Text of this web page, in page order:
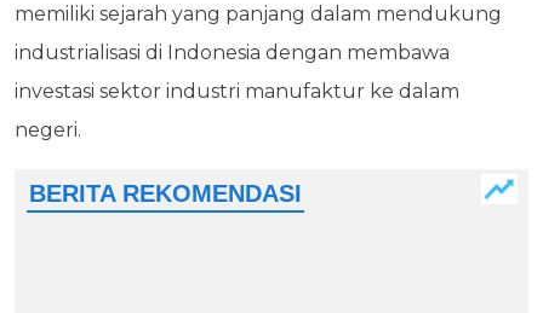
memiliki sejarah yang panjang dalam mendukung
industrialisasi di Indonesia dengan membawa
investasi sektor industri manufaktur ke dalam
negeri.